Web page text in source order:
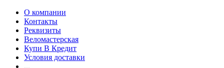
О компании
Контакты
Реквизиты
Веломастерская
Купи В Кредит
Условия доставки
...